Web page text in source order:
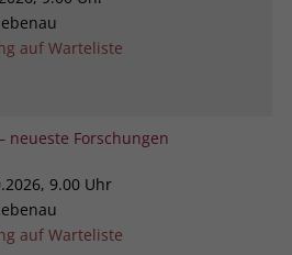
auf Warteliste
neueste Forschungen
9.00 Uhr
auf Warteliste